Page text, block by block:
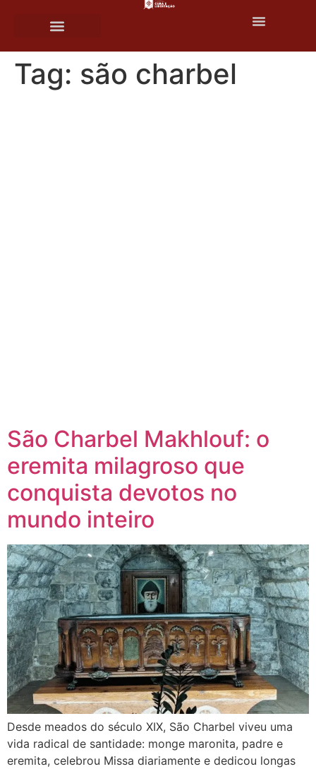
Tag: são charbel
São Charbel Makhlouf: o
eremita milagroso que
conquista devotos no
mundo inteiro
Desde meados do século XIX, São Charbel viveu uma
vida radical de santidade: monge maronita, padre e
eremita, celebrou Missa diariamente e dedicou longas